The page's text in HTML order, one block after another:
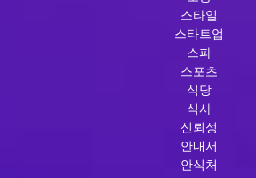
스타일
스타트업
스파
스포츠
식당
식사
신뢰성
안내서
안식처